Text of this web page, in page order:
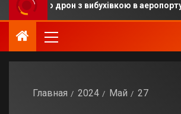
Росією дрон з вибухівкою в аеропорту
Главная 2024 Май 27